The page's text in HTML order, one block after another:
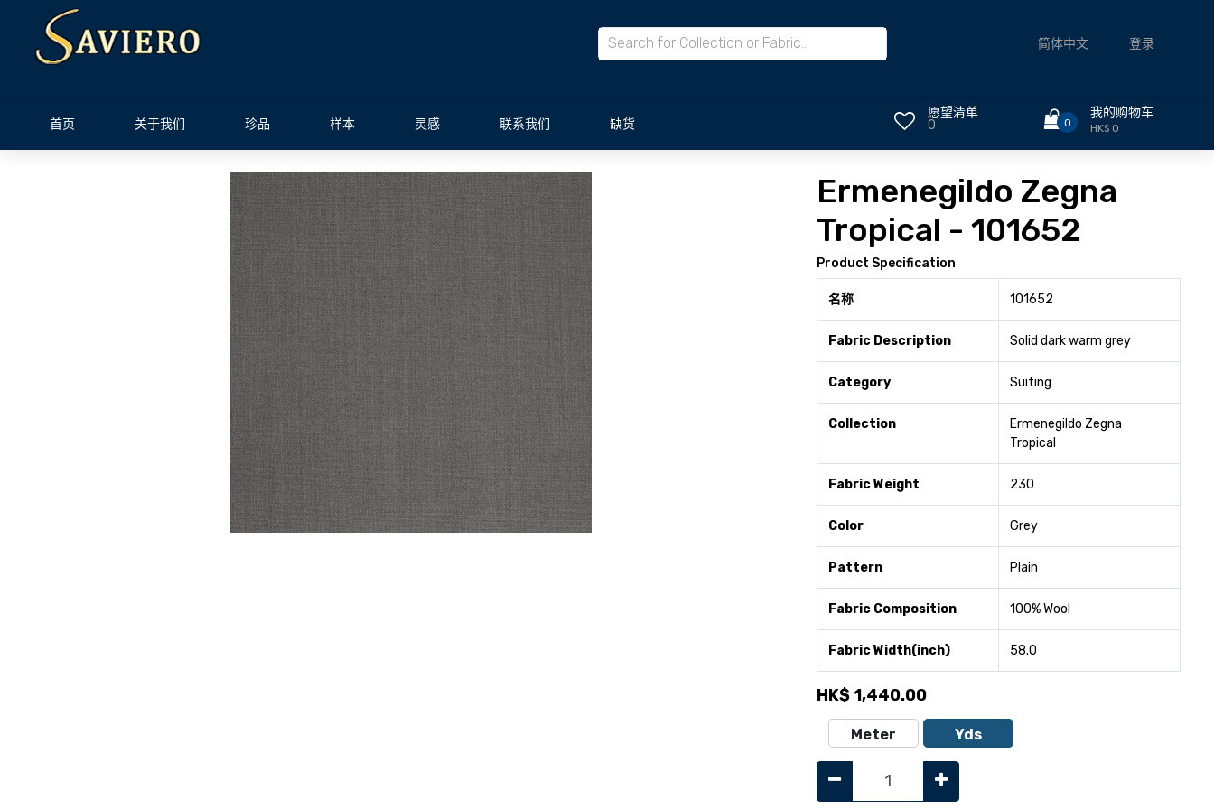
简体中文 登录
首页 关于我们 珍品 样本 灵感 联系我们 缺货
愿望清单
0
0
我的购物车
HK$ 0
Ermenegildo Zegna
Tropical - 101652
Product Specification
名称 101652
Fabric Description Solid dark warm grey
Category Suiting
Collection
Ermenegildo Zegna
Tropical
Fabric Weight 230
Color Grey
Pattern Plain
Fabric Composition 100% Wool
Fabric Width(inch) 58.0
HK$ 1,440.00
Meter Yds